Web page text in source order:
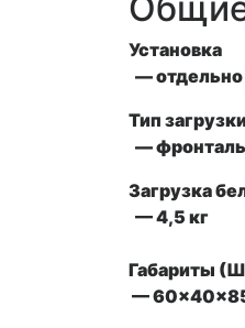
Установка
— отдельно
Тип
—
Загрузка
— 4,5 кг
Габариты
—